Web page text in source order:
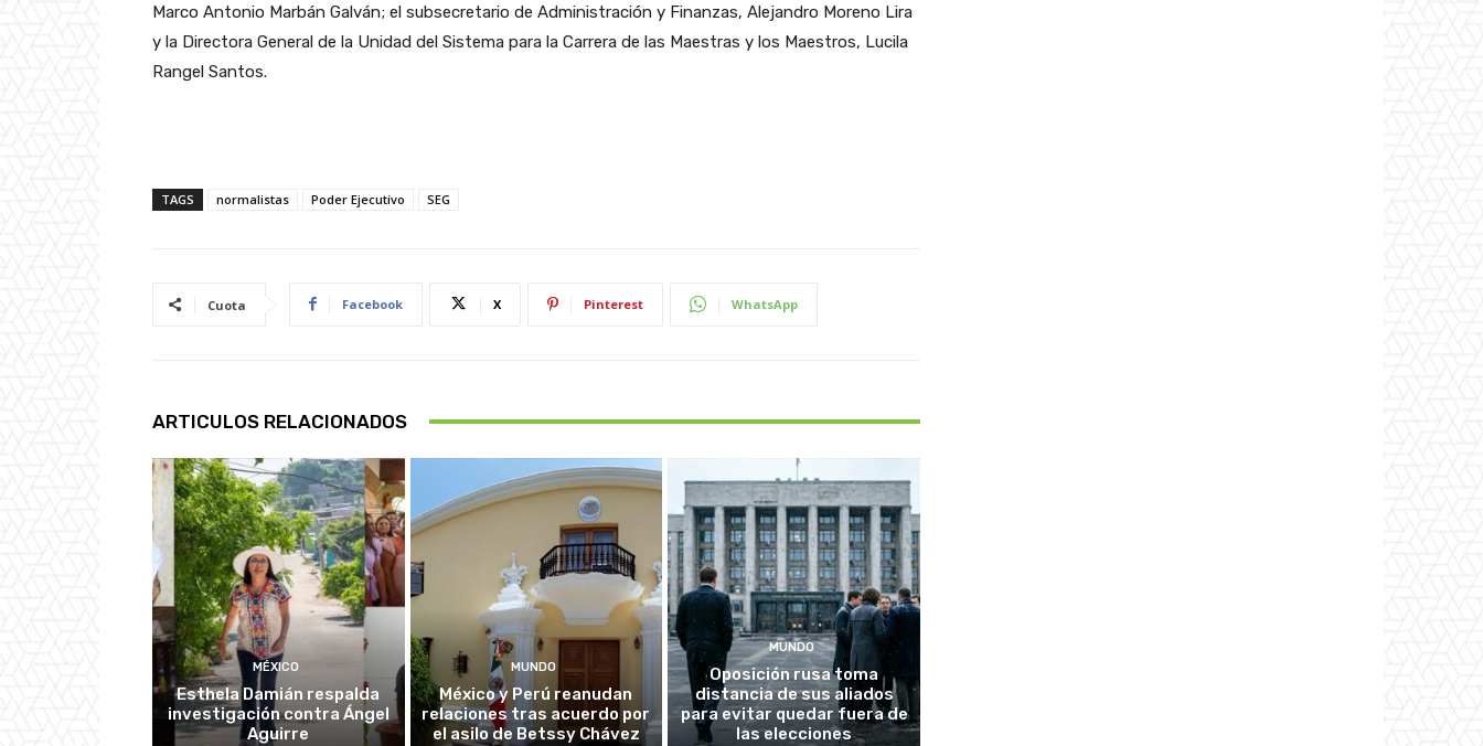
Marco Antonio Marbán Galván; el subsecretario de Administración y Finanzas, Alejandro Moreno Lira
y la Directora General de la Unidad del Sistema para la Carrera de las Maestras y los Maestros, Lucila
Rangel Santos.
TAGS normalistas Poder Ejecutivo SEG
Cuota Facebook X Pinterest WhatsApp
ARTICULOS RELACIONADOS
MÉXICO
Esthela Damián respalda
investigación contra Ángel
Aguirre
MUNDO
México y Perú reanudan
relaciones tras acuerdo por
el asilo de Betssy Chávez
MUNDO
Oposición rusa toma
distancia de sus aliados
para evitar quedar fuera de
las elecciones